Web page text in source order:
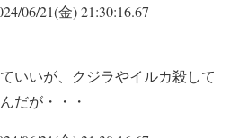
06/21(金) 21:30:16.67
いいが、クジラやイルカ殺して
だが・・・